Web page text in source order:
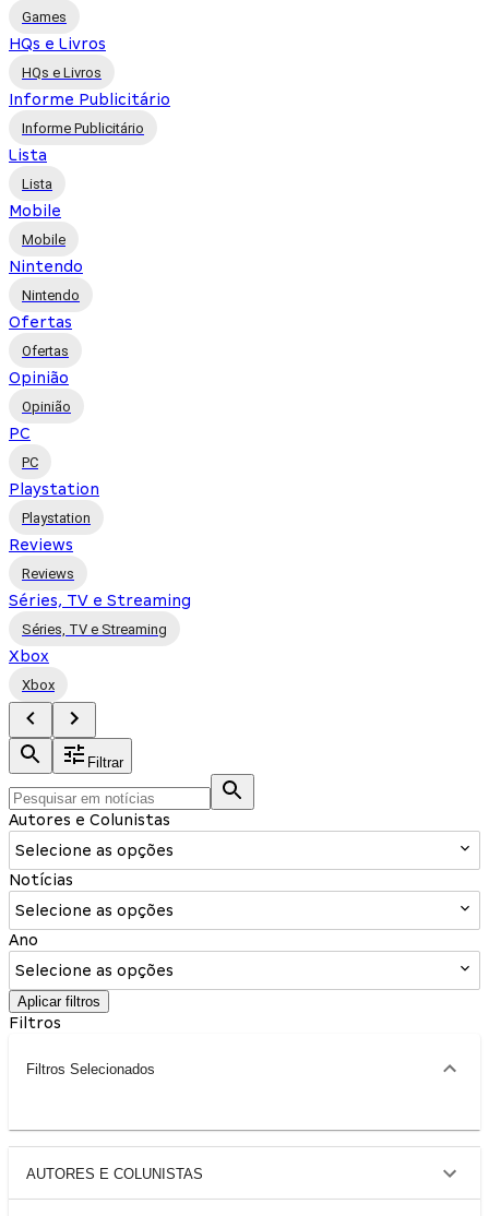
Games
HQs e Livros
HQs e Livros
Informe Publicitário
Informe Publicitário
Lista
Lista
Mobile
Mobile
Nintendo
Nintendo
Ofertas
Ofertas
Opinião
Opinião
PC
PC
Playstation
Playstation
Reviews
Reviews
Séries, TV e Streaming
Séries, TV e Streaming
Xbox
Xbox
Filtrar
Autores e Colunistas
Selecione as opções
Notícias
Selecione as opções
Ano
Selecione as opções
Aplicar filtros
Filtros
Filtros Selecionados
AUTORES E COLUNISTAS